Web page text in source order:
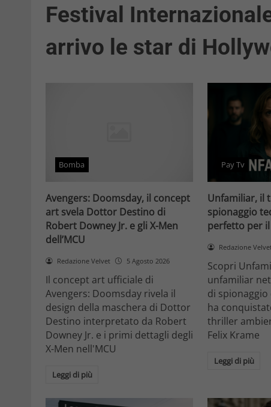
Festival
arrivo le star di
Bomba
Avengers: Doomsday, il concept
art svela Dottor Destino di
Robert Downey Jr. e gli X-Men
dell’MCU
Redazione Velvet 5 Agosto 2026
Il concept art ufficiale di
Avengers: Doomsday rivela il
design della maschera di Dottor
Destino interpretato da Robert
Downey Jr. e i primi dettagli degli
X-Men nell'MCU
Leggi di più
Pay Tv
Unfamiliar, il
spionaggio
perfetto per
Redazione
Scopri
unfamiliar
di spionaggio
ha
thriller
Felix Krame
Leggi di più